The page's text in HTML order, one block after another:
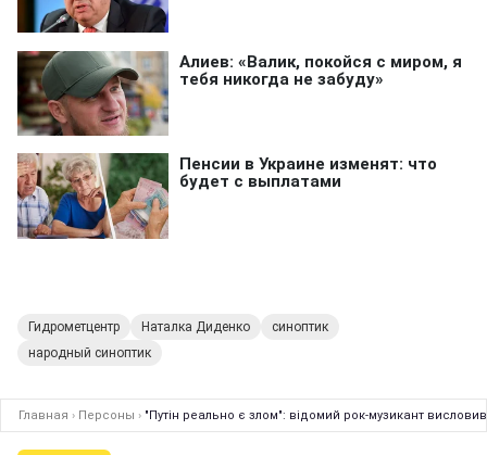
Гидрометцентр Наталка Диденко
синоптик
народный синоптик
Главная › Персоны › "Путін реально є злом": відомий рок-музикант